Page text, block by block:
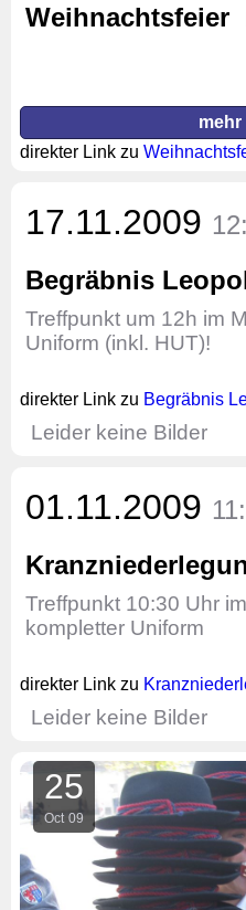
Weihnachtsfeier
direkter Link zu
17.11.2009
Begräbnis
Treffpunkt um 12h im
Uniform (inkl. HUT)!
direkter Link zu Begräbnis
Leider keine Bilder
01.11.2009
Treffpunkt 10:30 Uhr
kompletter Uniform
direkter Link zu
Leider keine Bilder
25
Oct 09